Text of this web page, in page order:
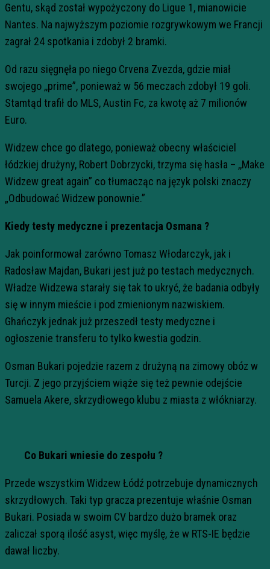
Gentu, skąd został wypożyczony do Ligue 1, mianowicie
Nantes. Na najwyższym poziomie rozgrywkowym we Francji
zagrał 24 spotkania i zdobył 2 bramki.
Od razu sięgnęła po niego Crvena Zvezda, gdzie miał
swojego ,,prime”, ponieważ w 56 meczach zdobył 19 goli.
Stamtąd trafił do MLS, Austin Fc, za kwotę aż 7 milionów
Euro.
Widzew chce go dlatego, ponieważ obecny właściciel
łódzkiej drużyny, Robert Dobrzycki, trzyma się hasła – ,,Make
Widzew great again” co tłumacząc na język polski znaczy
„Odbudować Widzew ponownie.”
Kiedy testy medyczne i prezentacja Osmana ?
Jak poinformował zarówno Tomasz Włodarczyk, jak i
Radosław Majdan, Bukari jest już po testach medycznych.
Władze Widzewa starały się tak to ukryć, że badania odbyły
się w innym mieście i pod zmienionym nazwiskiem.
Ghańczyk jednak już przeszedł testy medyczne i
ogłoszenie transferu to tylko kwestia godzin.
Osman Bukari pojedzie razem z drużyną na zimowy obóz w
Turcji. Z jego przyjściem wiąże się też pewnie odejście
Samuela Akere, skrzydłowego klubu z miasta z włókniarzy.
Co Bukari wniesie do zespołu ?
Przede wszystkim Widzew Łódź potrzebuje dynamicznych
skrzydłowych. Taki typ gracza prezentuje właśnie Osman
Bukari. Posiada w swoim CV bardzo dużo bramek oraz
zaliczał sporą ilość asyst, więc myślę, że w RTS-IE będzie
dawał liczby.